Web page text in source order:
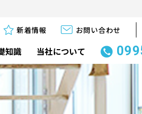
新着情報 お問い合わせ
知識 当社について